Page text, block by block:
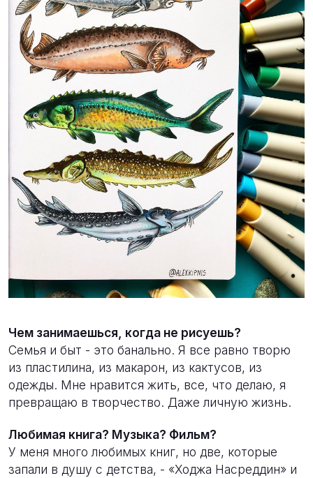
Чем занимаешься, когда не рисуешь?
Семья и быт - это банально. Я все равно творю
из пластилина, из макарон, из кактусов, из
одежды. Мне нравится жить, все, что делаю, я
превращаю в творчество. Даже личную жизнь.
Любимая книга? Музыка? Фильм?
У меня много любимых книг, но две, которые
запали в душу с детства, - «Ходжа Насреддин» и